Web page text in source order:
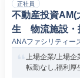
正社員
不動産投資
生 物流施設・
ANAファシリティー
上場企業/上場企
転勤なし,福利厚